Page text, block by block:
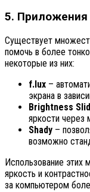
5. Приложения
Существует
помочь в более
некоторые из них:
f.lux –
экрана в
Brightness
яркости через
Shady –
возможно
Использование этих
яркость и
за компьютером